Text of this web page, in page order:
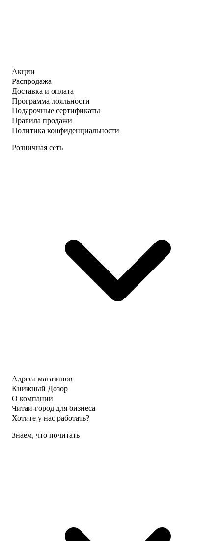
Акции
Распродажа
Доставка и оплата
Программа лояльности
Подарочные сертификаты
Правила продажи
Политика конфиденциальности
Розничная сеть
Адреса магазинов
Книжный Дозор
О компании
Читай-город для бизнеса
Хотите у нас работать?
Знаем, что почитать